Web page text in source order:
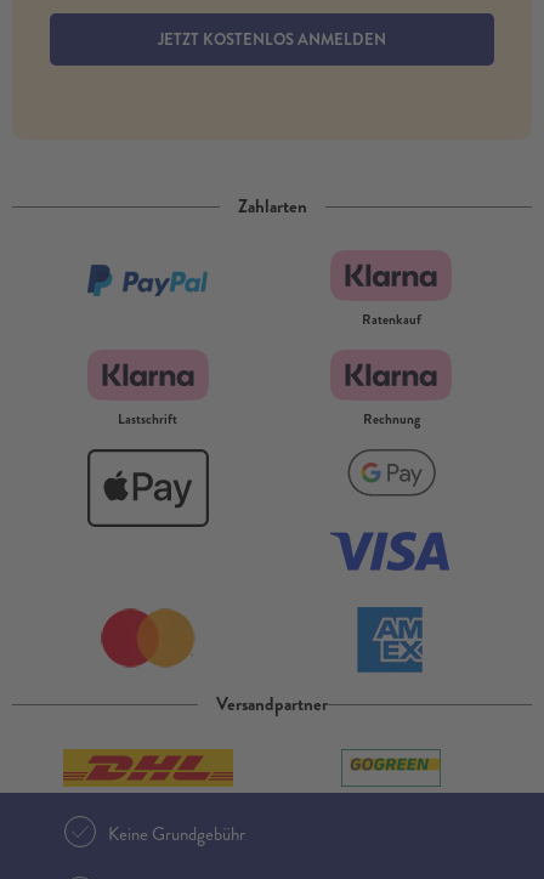
JETZT KOSTENLOS ANMELDEN
Zahlarten
Ratenkauf
Lastschrift Rechnung
Versandpartner
Keine Grundgebühr